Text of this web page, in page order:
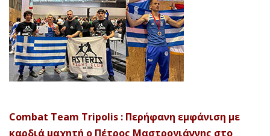
Combat Team Tripolis : Περήφανη εμφάνιση με
καρδιά μαχητή ο Πέτρος Μαστρογιάννης στο